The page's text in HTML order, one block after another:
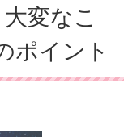
変なこ
ポイント